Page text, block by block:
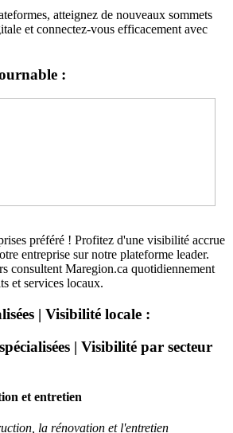
atteignez de nouveaux sommets
et connectez-vous efficacement avec
:
préféré ! Profitez d'une visibilité accrue
entreprise sur notre plateforme leader.
consultent Maregion.ca quotidiennement
et services locaux.
| Visibilité locale :
| Visibilité par secteur
et entretien
la rénovation et l'entretien